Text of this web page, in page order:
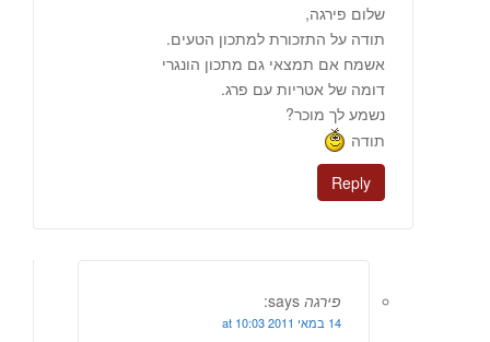
שלום פירגה,
תודה על התזכורת למתכון הטעים.
אשמח אם תמצאי גם מתכון הונגרי
דומה של אטריות עם פרג.
נשמע לך מוכר?
תודה
Reply
פירגה says:
14 במאי 2011 at 10:03